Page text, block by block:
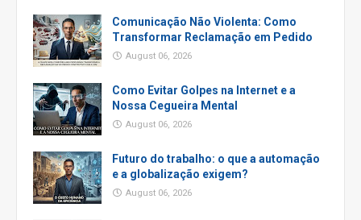
Comunicação Não Violenta: Como
Transformar Reclamação em Pedido
August 06, 2026
Como Evitar Golpes na Internet e a
Nossa Cegueira Mental
August 06, 2026
Futuro do trabalho: o que a automação
e a globalização exigem?
August 06, 2026